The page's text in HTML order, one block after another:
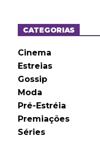
o
sCATEGORIAS
Cinema
Estreias
Gossip
Moda
Pré-Estréia
Premiações
Séries